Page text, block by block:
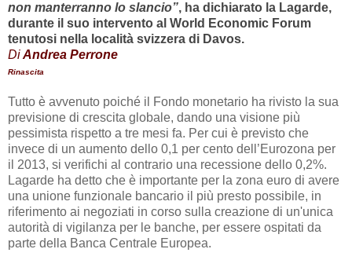
non manterranno lo slancio”, ha dichiarato la Lagarde,
durante il suo intervento al World Economic Forum
tenutosi nella località svizzera di Davos.
DiAndrea Perrone
Rinascita
Tutto è avvenuto poiché il Fondo monetario ha rivisto la sua
previsione di crescita globale, dando una visione più
pessimista rispetto a tre mesi fa. Per cui è previsto che
invece di un aumento dello 0,1 per cento dell’Eurozona per
il 2013, si verifichi al contrario una recessione dello 0,2%.
Lagarde ha detto che è importante per la zona euro di avere
una unione funzionale bancario il più presto possibile, in
riferimento ai negoziati in corso sulla creazione di un'unica
autorità di vigilanza per le banche, per essere ospitati da
parte della Banca Centrale Europea.